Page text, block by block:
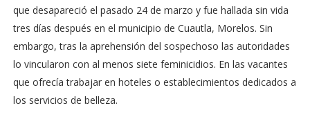
que desapareció el pasado 24 de marzo y fue hallada sin vida
tres días después en el municipio de Cuautla, Morelos. Sin
embargo, tras la aprehensión del sospechoso las autoridades
lo vincularon con al menos siete feminicidios. En las vacantes
que ofrecía trabajar en hoteles o establecimientos dedicados a
los servicios de belleza.